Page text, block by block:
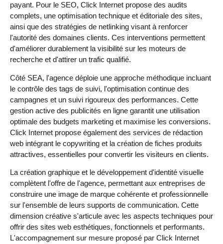
payant. Pour le SEO, Click Internet propose des audits
complets, une optimisation technique et éditoriale des sites,
ainsi que des stratégies de netlinking visant à renforcer
l'autorité des domaines clients. Ces interventions permettent
d'améliorer durablement la visibilité sur les moteurs de
recherche et d'attirer un trafic qualifié.
Côté SEA, l'agence déploie une approche méthodique incluant
le contrôle des tags de suivi, l'optimisation continue des
campagnes et un suivi rigoureux des performances. Cette
gestion active des publicités en ligne garantit une utilisation
optimale des budgets marketing et maximise les conversions.
Click Internet propose également des services de rédaction
web intégrant le copywriting et la création de fiches produits
attractives, essentielles pour convertir les visiteurs en clients.
La création graphique et le développement d'identité visuelle
complètent l'offre de l'agence, permettant aux entreprises de
construire une image de marque cohérente et professionnelle
sur l'ensemble de leurs supports de communication. Cette
dimension créative s'articule avec les aspects techniques pour
offrir des sites web esthétiques, fonctionnels et performants.
L'accompagnement sur mesure proposé par Click Internet